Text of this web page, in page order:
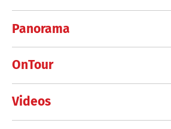
Panorama
OnTour
Videos